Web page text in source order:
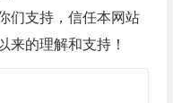
们支持，信任本网站
来的理解和支持！